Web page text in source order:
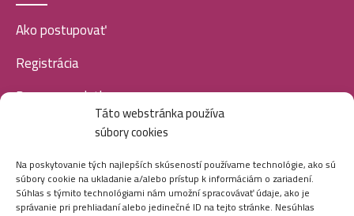
Táto webstránka používa
súbory cookies
Na poskytovanie tých najlepších skúseností používame technológie, ako sú
súbory cookie na ukladanie a/alebo prístup k informáciám o zariadení.
Súhlas s týmito technológiami nám umožní spracovávať údaje, ako je
správanie pri prehliadaní alebo jedinečné ID na tejto stránke. Nesúhlas
Ako postupovať
Registrácia
Doprava a platba
SOCIÁLNE SIETE